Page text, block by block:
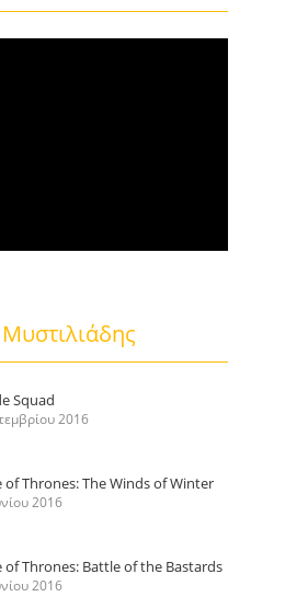
Squad
2016
of Thrones: The Winds of Winter
2016
of Thrones: Battle of the Bastards
2016